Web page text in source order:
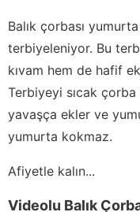
Balık çorbası
terbiyeleniyor. Bu
kıvam hem de hafif
Terbiyeyi sıcak çorba
yavaşça ekler ve
yumurta kokmaz.
Afiyetle kalın...
Videolu Balık